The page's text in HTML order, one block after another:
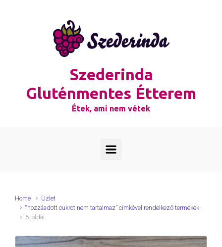
Szederinda
Gluténmentes Étterem
Étek, ami nem vétek
Home
Üzlet
“hozzáadott cukrot nem tartalmaz” címkével rendelkező termékek
5. oldal